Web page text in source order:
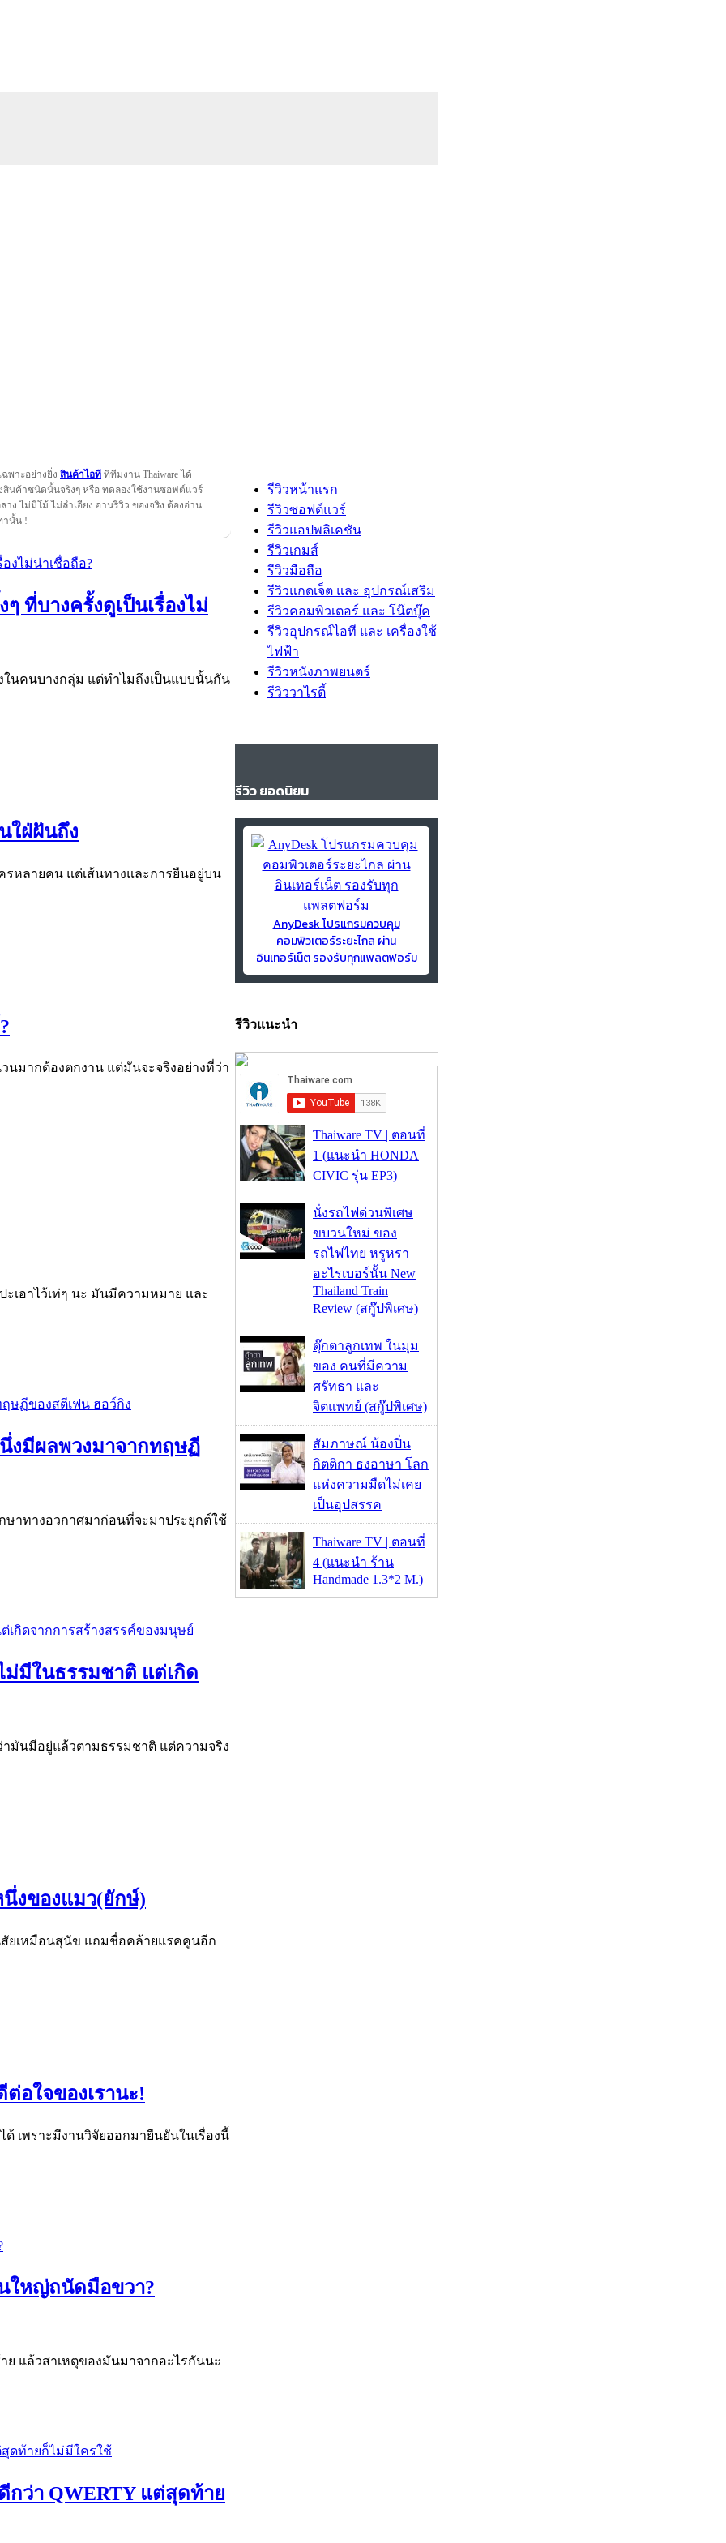
พาะอย่างยิ่ง สินค้าไอที ที่ทีมงาน Thaiware ได้
นค้าชนิดนั้นจริงๆ หรือ ทดลองใช้งานซอฟต์แวร์
าง ไม่มีโม้ ไม่ลำเอียง อ่านรีวิว ของจริง ต้องอ่าน
านั้น !
ๆ ที่บางครั้งดูเป็นเรื่องไม่
งในคนบางกลุ่ม แต่ทำไมถึงเป็นแบบนั้นกัน
ใฝ่ฝันถึง
รหลายคน แต่เส้นทางและการยืนอยู่บน
มากต้องตกงาน แต่มันจะจริงอย่างที่ว่า
ปะเอาไว้เท่ๆ นะ มันมีความหมาย และ
งมีผลพวงมาจากทฤษฏี
ษาทางอวกาศมาก่อนที่จะมาประยุกต์ใช้
มีในธรรมชาติ แต่เกิด
มันมีอยู่แล้วตามธรรมชาติ แต่ความจริง
งของแมว(ยักษ์)
สัยเหมือนสุนัข แถมชื่อคล้ายแรคคูนอีก
อใจของเรานะ!
ด้ เพราะมีงานวิจัยออกมายืนยันในเรื่องนี้
ใหญ่ถนัดมือขวา?
แล้วสาเหตุของมันมาจากอะไรกันนะ
ว่า QWERTY แต่สุดท้าย
รีวิวหน้าแรก
รีวิวซอฟต์แวร์
รีวิวแอปพลิเคชัน
รีวิวเกมส์
รีวิวมือถือ
รีวิวแกดเจ็ต และ อุปกรณ์เสริม
รีวิวคอมพิวเตอร์ และ โน๊ตบุ๊ค
รีวิวอุปกรณ์ไอที และ เครื่องใช้
ไฟฟ้า
รีวิวหนังภาพยนตร์
รีวิววาไรตี้
รีวิว ยอดนิยม
AnyDesk โปรแกรมควบคุม
คอมพิวเตอร์ระยะไกล ผ่าน
อินเทอร์เน็ต รองรับทุกแพลตฟอร์ม
รีวิวแนะนำ
Thaiware TV | ตอนที่
1 (แนะนำ HONDA
CIVIC รุ่น EP3)
นั่งรถไฟด่วนพิเศษ
ขบวนใหม่ ของ
รถไฟไทย หรูหรา
อะไรเบอร์นั้น New
Thailand Train
Review (สกู๊ปพิเศษ)
ตุ๊กตาลูกเทพ ในมุม
ของ คนที่มีความ
ศรัทธา และ
จิตแพทย์ (สกู๊ปพิเศษ)
สัมภาษณ์ น้องปิ่น
กิตติกา ธงอาษา โลก
แห่งความมืดไม่เคย
เป็นอุปสรรค
Thaiware TV | ตอนที่
4 (แนะนำ ร้าน
Handmade 1.3*2 M.)